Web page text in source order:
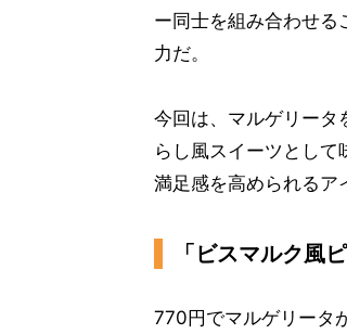
ー同士を組み合わせ
力だ。
今回は、マルゲリータ
らし風スイーツとし
満足感を高められるア
「ビスマルク風
770円でマルゲリータ